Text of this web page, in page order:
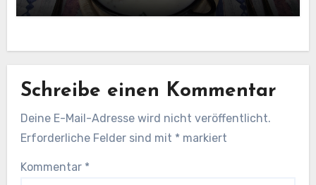
Schreibe einen Kommentar
Deine E-Mail-Adresse wird nicht veröffentlicht.
Erforderliche Felder sind mit * markiert
Kommentar *